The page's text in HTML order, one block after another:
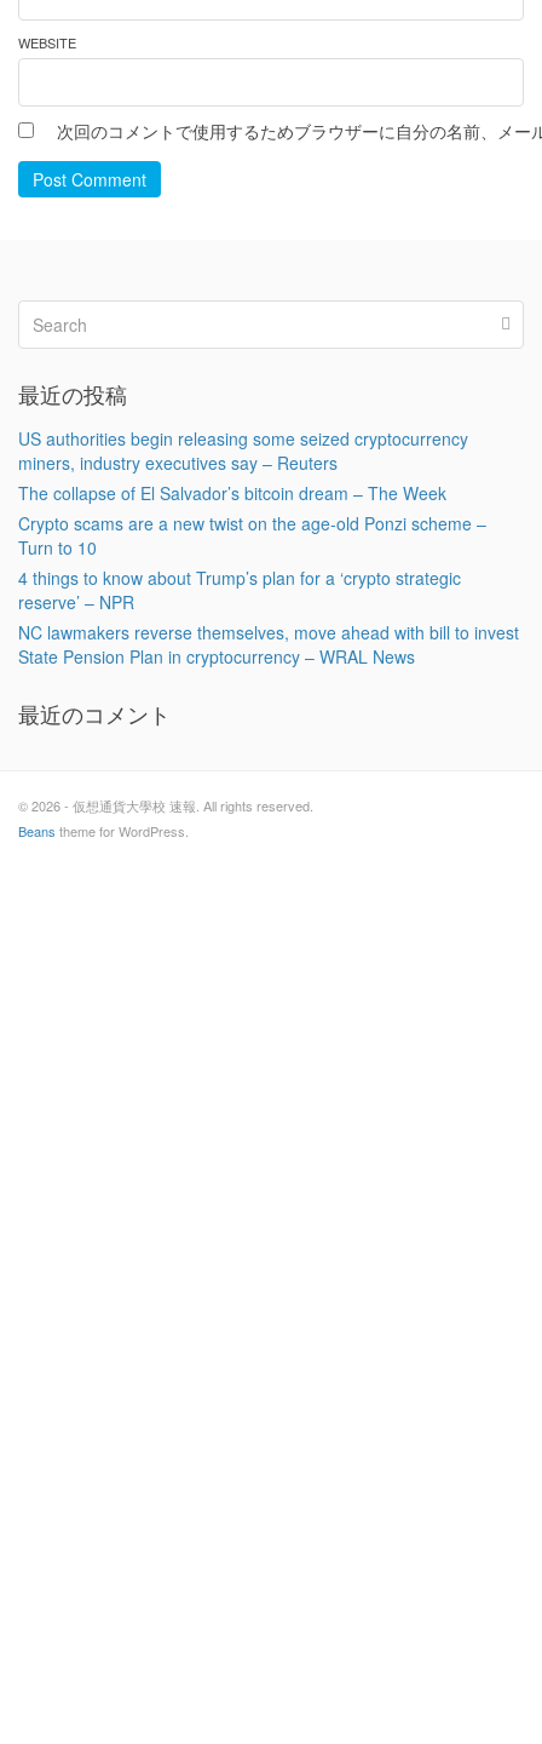
WEBSITE
次回のコメントで使用するためブラウザーに自分の名前、メー
Post Comment
最近の投稿
US authorities begin releasing some seized cryptocurrency
miners, industry executives say – Reuters
The collapse of El Salvador’s bitcoin dream – The Week
Crypto scams are a new twist on the age-old Ponzi scheme –
Turn to 10
4 things to know about Trump’s plan for a ‘crypto strategic
reserve’ – NPR
NC lawmakers reverse themselves, move ahead with bill to invest
State Pension Plan in cryptocurrency – WRAL News
最近のコメント
© 2026 - 仮想通貨大學校 速報. All rights reserved.
Beans theme for WordPress.